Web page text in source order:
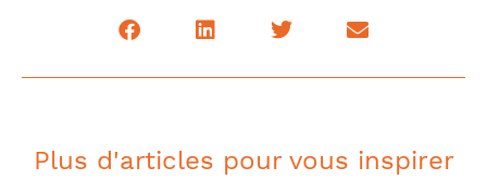
Plus d'articles pour vous inspirer